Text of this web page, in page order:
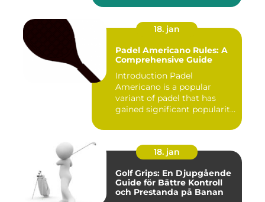
18. jan
Padel Americano Rules: A
Comprehensive Guide
Introduction Padel
Americano is a popular
variant of padel that has
gained significant popularity
18. jan
Golf Grips: En Djupgående
Guide för Bättre Kontroll
och Prestanda på Banan